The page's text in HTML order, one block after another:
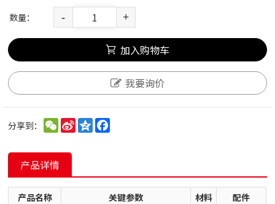
数量： - +
加入购物车
我要询价
分享到： WeChat
Sina
Weibo
Qzone
产品详情
产品名称 关键参数 材料 配件